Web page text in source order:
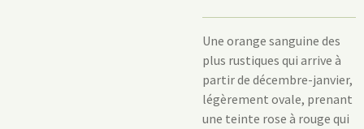
Une orange sanguine des
plus rustiques qui arrive à
partir de décembre-janvier,
légèrement ovale, prenant
une teinte rose à rouge qui